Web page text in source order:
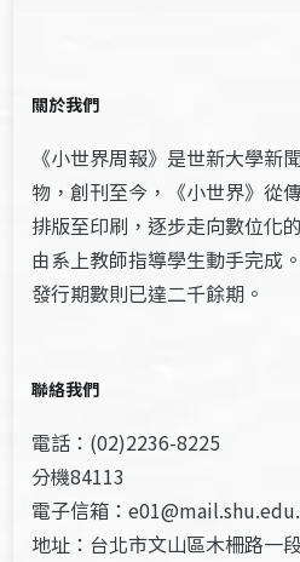
關於我們
《小世界周報》是世新大學新
物，創刊至今，《小世界》從
排版至印刷，逐步走向數位化
由系上教師指導學生動手完成
發行期數則已達二千餘期。
聯絡我們
電話：(02)2236-8225
分機84113
電子信箱：
地址：台北市文山區木柵路一